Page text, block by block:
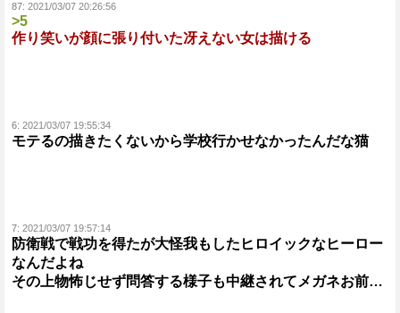
87: 2021/03/07 20:26:56
>5
作り笑いが顔に張り付いた冴えない女は描ける
6: 2021/03/07 19:55:34
モテるの描きたくないから学校行かせなかったんだな猫
7: 2021/03/07 19:57:14
防衛戦で戦功を得たが大怪我もしたヒロイックなヒーロー
なんだよね
その上物怖じせず問答する様子も中継されてメガネお前…